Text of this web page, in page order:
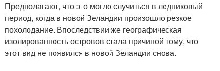
Предполагают, что это могло случиться в ледниковый
период, когда в новой Зеландии произошло резкое
похолодание. Впоследствии же географическая
изолированность островов стала причиной тому, что
этот вид не появился в новой Зеландии снова.